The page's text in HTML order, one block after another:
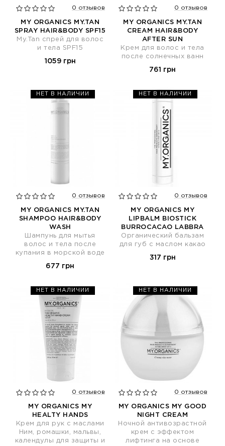
0 отзывов
MY ORGANICS MY.TAN
SPRAY HAIR&BODY SPF15
My.Tan спрей для волос
и тела SPF15
1059 грн
0 отзывов
MY ORGANICS MY.TAN
CREAM HAIR&BODY
AFTER SUN
Крем для волос и тела
после солнечных ванн
761 грн
НЕТ В НАЛИЧИИ
0 отзывов
MY ORGANICS MY.TAN
SHAMPOO HAIR&BODY
WASH
Шампунь для мытья
волос и тела после
купания в морской воде
677 грн
НЕТ В НАЛИЧИИ
0 отзывов
MY ORGANICS MY
LIPBALM BIOSTICK
BURROCACAO LABBRA
Органический бальзам
для губ с маслом какао
317 грн
НЕТ В НАЛИЧИИ
0 отзывов
MY ORGANICS MY
HEALTY HANDS
Крем для рук с маслами
Ним, ромашки, мальвы,
календулы для защиты и
НЕТ В НАЛИЧИИ
0 отзывов
MY ORGANICS MY GOOD
NIGHT CREAM
Ночной антивозрастной
крем с эффектом
лифтинга на основе